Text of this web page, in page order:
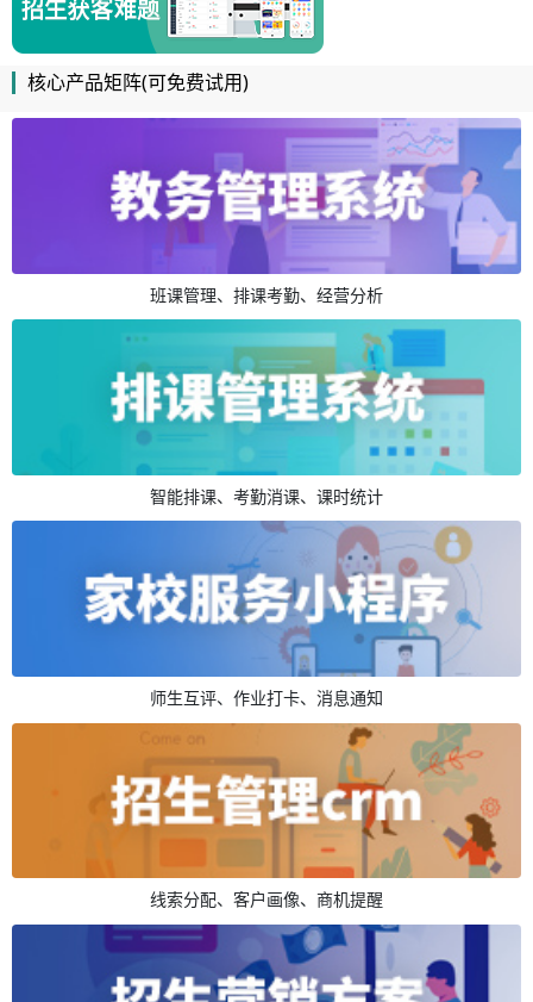
核心产品矩阵(可免费试用)
班课管理、排课考勤、经营分析
智能排课、考勤消课、课时统计
师生互评、作业打卡、消息通知
线索分配、客户画像、商机提醒